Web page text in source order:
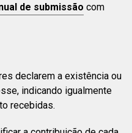
de submissão com
declarem a existência ou
indicando igualmente
recebidas.